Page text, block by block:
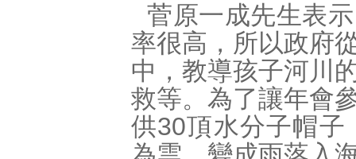
菅原一成先生表
率很高，所以政府
中，教導孩子河川
救等。為了讓年會
供30頂水分子帽子